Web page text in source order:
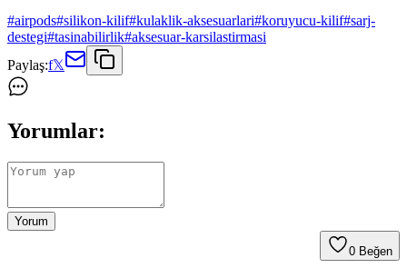
#airpods#silikon-kilif#kulaklik-aksesuarlari#koruyucu-kilif#sarj-
destegi#tasinabilirlik#aksesuar-karsilastirmasi
Paylaş:f𝕏
Yorumlar:
Yorum
0 Beğen